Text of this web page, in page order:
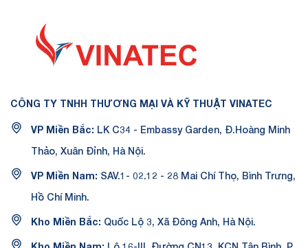
CÔNG TY TNHH THƯƠNG MẠI VÀ KỸ THUẬT VINATEC
VP Miền Bắc: LK C34 - Embassy Garden, Đ.Hoàng Minh
Thảo, Xuân Đỉnh, Hà Nội.
VP Miền Nam: SAV.1- 02.12 - 28 Mai Chí Thọ, Bình Trưng,
Hồ Chí Minh.
Kho Miền Bắc: Quốc Lộ 3, Xã Đông Anh, Hà Nội.